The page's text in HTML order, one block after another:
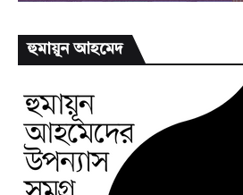
হুমায়ূন আহমেদ